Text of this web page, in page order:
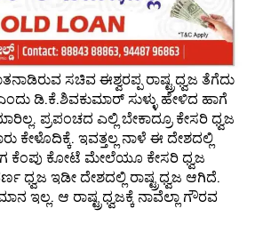
ಸಚಿವ ಈಶ್ವರಪ್ಪ ರಾಷ್ಟ್ರಧ್ವಜ ತೆಗೆದು
ಡಿ.ಕೆ.ಶಿವಕುಮಾರ್ ಸುಳ್ಳು ಹೇಳಿದ ಹಾಗೆ
ಪ್ರಪಂಚದ ಎಲ್ಲಿ ಬೇಕಾದ್ರೂ ಕೇಸರಿ ಧ್ವಜ
ಕೇಳೊದಿಕ್ಕೆ. ಇವತ್ತಲ್ಲ ನಾಳೆ ಈ ದೇಶದಲ್ಲಿ
ಕೆಂಪು ಕೋಟೆ ಮೇಲೆಯೂ ಕೇಸರಿ ಧ್ವಜ
ಧ್ವಜ ಇಡೀ ದೇಶದಲ್ಲಿ ರಾಷ್ಟ್ರಧ್ವಜ ಆಗಿದೆ.
ಇಲ್ಲ. ಆ ರಾಷ್ಟ್ರಧ್ವಜಕ್ಕೆ ನಾವೆಲ್ಲಾ ಗೌರವ